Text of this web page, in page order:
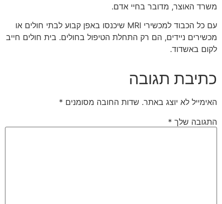
משרד האוצר, מדובר בחיי אדם.
עם כל הכבוד למכשירי MRI שיכנסו באפן קבוע לבתי חולים או
מכשירים ניידים, הם רק התחלת הטיפול בחולים. בית חולים חייב
לקום באשדוד.
כתיבת תגובה
האימייל לא יוצג באתר. שדות החובה מסומנים *
התגובה שלך *